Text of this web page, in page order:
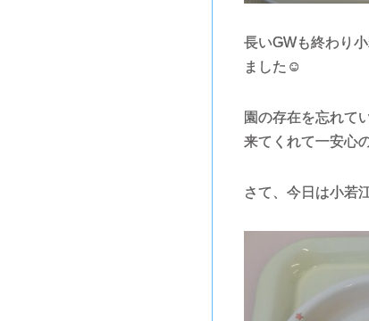
長いGWも終わり
ました☺
園の存在を忘れて
来てくれて一安心
さて、今日は小若